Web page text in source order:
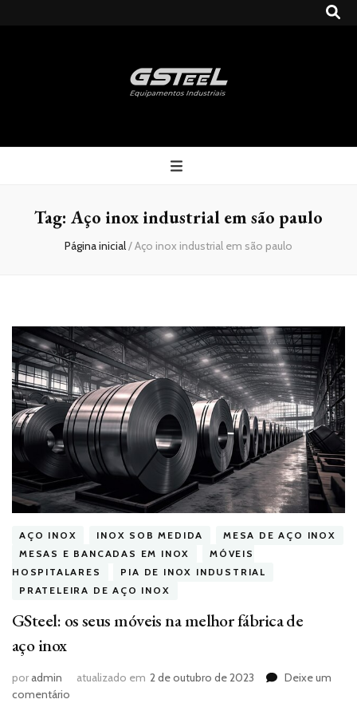
Gsteel
Tag: Aço inox industrial em são paulo
Página inicial/Aço inox industrial em são paulo
AÇO INOX INOX SOB MEDIDA
MESA DE AÇO INOX
MESAS E BANCADAS EM INOX
MÓVEIS
HOSPITALARES
PIA DE INOX INDUSTRIAL
PRATELEIRA DE AÇO INOX
GSteel: os seus móveis na melhor fábrica de
aço inox
poradmin atualizado em 2 de outubro de 2023
Deixe um
comentário